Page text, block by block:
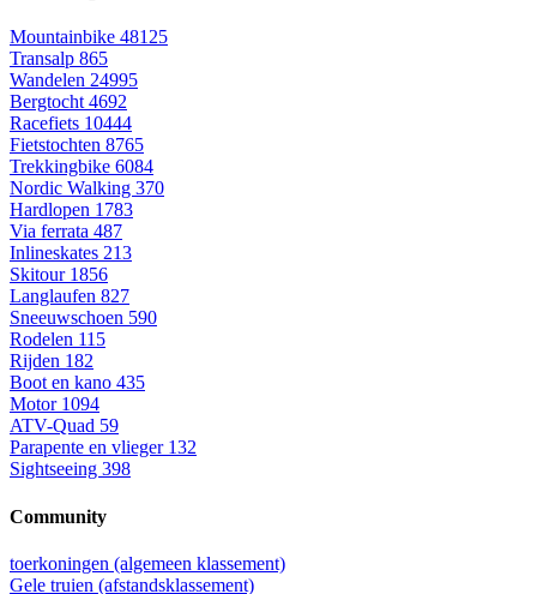
Mountainbike 48125
Transalp 865
Wandelen 24995
Bergtocht4692
Racefiets 10444
Fietstochten 8765
Trekkingbike 6084
Nordic Walking 370
Hardlopen 1783
Via ferrata 487
Inlineskates 213
Skitour 1856
Langlaufen 827
Sneeuwschoen 590
Rodelen 115
Rijden 182
Boot en kano 435
Motor 1094
ATV-Quad 59
Parapente en vlieger 132
Sightseeing 398
Community
toerkoningen (algemeen klassement)
Gele truien (afstandsklassement)